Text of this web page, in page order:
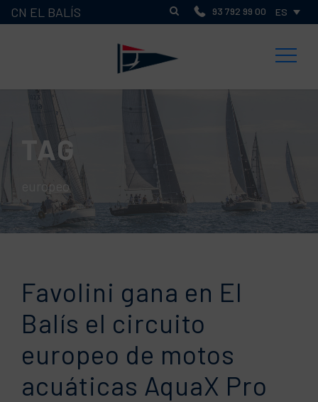
CN EL BALÍS 93 792 99 00 ES
TAG
europeo
Favolini gana en El
Balís el circuito
europeo de motos
acuáticas AquaX Pro